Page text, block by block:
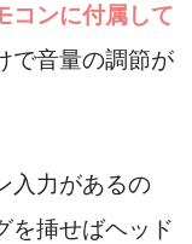
コンに付属して
で音量の調節が
入力があるの
を挿せばヘッド